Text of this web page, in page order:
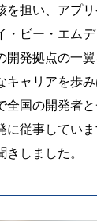
を担い、アプ
・ビー・エム
開発拠点の一翼
キャリアを歩
国の開発者と
に従事してい
しました。